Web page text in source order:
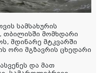
სამსახურის
თბილისში მომხდარი
მდინარე მტკვარში
ორი მგზავრის ცხედარი
და მათ